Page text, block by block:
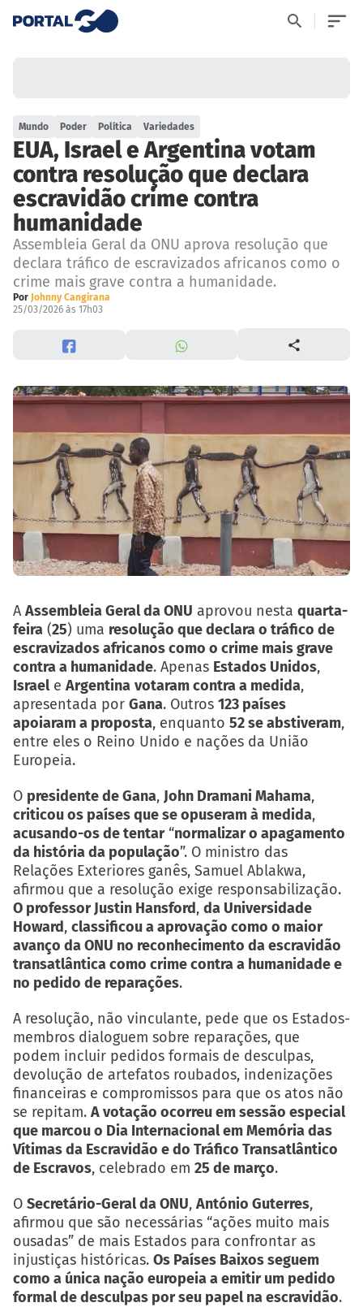
Mundo Poder Política Variedades
EUA, Israel e Argentina votam
contra resolução que declara
escravidão crime contra
humanidade
Assembleia Geral da ONU aprova resolução que
declara tráfico de escravizados africanos como o
crime mais grave contra a humanidade.
Por Johnny Cangirana
25/03/2026 às 17h03
A Assembleia Geral da ONU aprovou nesta quarta-
feira (25) uma resolução que declara o tráfico de
escravizados africanos como o crime mais grave
contra a humanidade. Apenas Estados Unidos,
Israele Argentina votaram contra a medida,
apresentada por Gana. Outros 123 países
apoiaram a proposta, enquanto 52 se abstiveram,
entre eles o Reino Unido e nações da União
Europeia.
O presidente de Gana, John Dramani Mahama,
criticou os países que se opuseram à medida,
acusando-os de tentar“normalizar o apagamento
da história da população”. O ministro das
Relações Exteriores ganês, Samuel Ablakwa,
afirmou que a resolução exige responsabilização.
O professor Justin Hansford, da Universidade
Howard, classificou a aprovação como o maior
avanço da ONU no reconhecimento da escravidão
transatlântica como crime contra a humanidade e
no pedido de reparações.
A resolução, não vinculante, pede que os Estados-
membros dialoguem sobre reparações, que
podem incluir pedidos formais de desculpas,
devolução de artefatos roubados, indenizações
financeiras e compromissos para que os atos não
se repitam. A votação ocorreu em sessão especial
que marcou o Dia Internacional em Memória das
Vítimas da Escravidão e do Tráfico Transatlântico
de Escravos, celebrado em 25 de março.
O Secretário-Geral da ONU, António Guterres,
afirmou que são necessárias “ações muito mais
ousadas” de mais Estados para confrontar as
injustiças históricas. Os Países Baixos seguem
como a única nação europeia a emitir um pedido
formal de desculpas por seu papel na escravidão.